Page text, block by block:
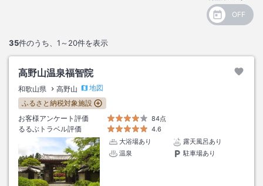
35件のうち、 1～20件を表示
高野山温泉福智院
和歌山県 高野山
地図
ふるさと納税対象施設
お客様アンケート評価
84点
るるぶトラベル評価
4.6
大浴場あり
露天風呂あり
温泉
駐車場あり